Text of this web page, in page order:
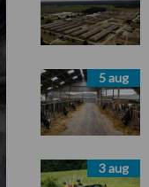
5 aug
3 aug